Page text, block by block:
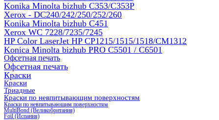
Konika Minolta bizhub C353/C353Р
Xerox - DC240/242/250/252/260
Konika Minolta bizhub C451
Xerox WC 7228/7235/7245
HP Color LaserJet HP CP1215/1515/1518/CM1312
Konica Minolta bizhub PRO С5501 / С6501
Офсетная печать
Офсетная печать
Краски
Краски
Триадные
Краски по невпитывающим поверхностям
Краски по невпитывающим поверхностям
MultiBond (Великобритания)
Foil (Испания)